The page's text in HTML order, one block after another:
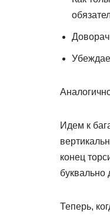
Идем к
конец
буквально
Теперь,